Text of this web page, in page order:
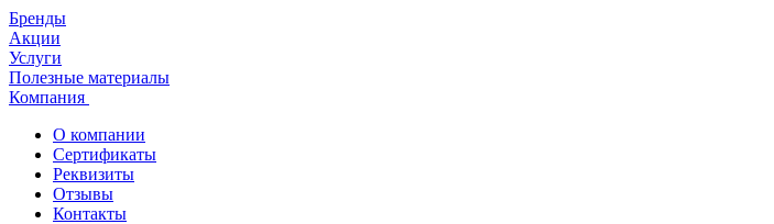
Бренды
Акции
Услуги
Полезные материалы
Компания
О компании
Сертификаты
Реквизиты
Отзывы
Контакты